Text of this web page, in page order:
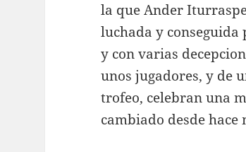
la que Ander
luchada y
y con varias
unos jugadores, y de
trofeo, celebran una
cambiado desde hace